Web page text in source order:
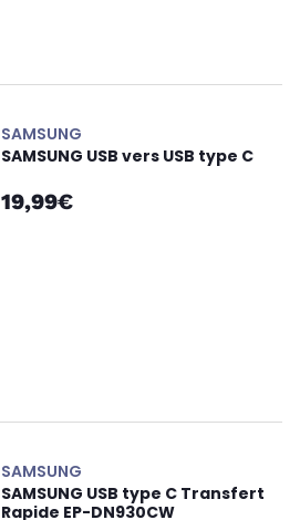
SAMSUNG
SAMSUNG USB vers USB type C
19,99€
SAMSUNG
SAMSUNG USB type C Transfert
Rapide EP-DN930CW